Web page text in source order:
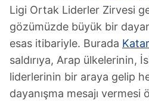
Ligi Ortak Liderler Zirvesi
gözümüzde büyük bir
esas itibariyle. Burada Katar
saldırıya, Arap ülkelerinin,
liderlerinin bir araya gelip
dayanışma mesajı vermesi